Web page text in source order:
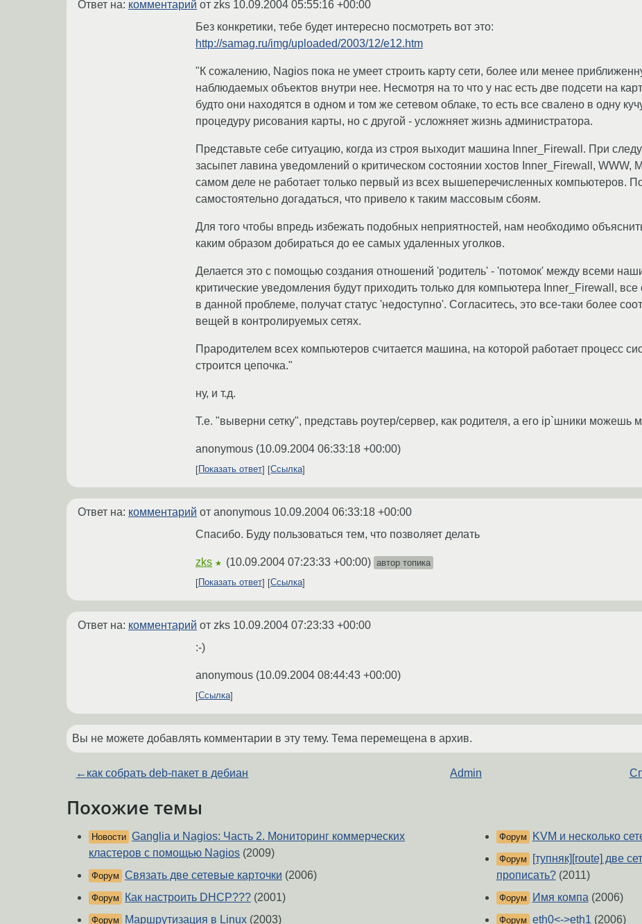
Ответ на: комментарий от zks 10.09.2004 05:55:16 +00:00
Без конкретики, тебе будет интересно посмотреть вот это:
http://samag.ru/img/uploaded/2003/12/e12.htm
"К сожалению, Nagios пока не умеет строить карту сети, более или менее
наблюдаемых объектов внутри нее. Несмотря на то что у нас есть две подсети на
будто они находятся в одном и том же сетевом облаке, то есть все свалено в одну
процедуру рисования карты, но с другой - усложняет жизнь администратора.
Представьте себе ситуацию, когда из строя выходит машина Inner_Firewall. При
засыпет лавина уведомлений о критическом состоянии хостов Inner_Firewall, WWW,
самом деле не работает только первый из всех вышеперечисленных компьютеров.
самостоятельно догадаться, что привело к таким массовым сбоям.
Для того чтобы впредь избежать подобных неприятностей, нам необходимо
каким образом добираться до ее самых удаленных уголков.
Делается это с помощью создания отношений 'родитель' - 'потомок' между всеми
критические уведомления будут приходить только для компьютера Inner_Firewall,
в данной проблеме, получат статус 'недоступно'. Согласитесь, это все-таки более
вещей в контролируемых сетях.
Прародителем всех компьютеров считается машина, на которой работает процесс
строится цепочка."
ну, и т.д.
Т.е. "выверни сетку", представь роутер/сервер, как родителя, а его ip`шники можешь
anonymous (10.09.2004 06:33:18 +00:00)
Показать ответ Ссылка
Ответ на: комментарий от anonymous 10.09.2004 06:33:18 +00:00
Спасибо. Буду пользоваться тем, что позволяет делать
zks ★ (10.09.2004 07:23:33 +00:00) автор топика
Показать ответ
Ссылка
Ответ на: комментарий от zks 10.09.2004 07:23:33 +00:00
:-)
anonymous (10.09.2004 08:44:43 +00:00)
Ссылка
Вы не можете добавлять комментарии в эту тему. Тема перемещена в архив.
← как собрать deb-пакет в дебиан Admin
Похожие темы
Новости Ganglia и Nagios: Часть 2. Мониторинг коммерческих
кластеров с помощью Nagios (2009)
Форум Связать две сетевые карточки (2006)
Форум Как настроить DHCP??? (2001)
Форум Маршрутизация в Linux (2003)
Форум KVM и несколько
Форум
[тупняк][route] две
прописать?(2011)
Форум Имя компа(2006)
Форум eth0<->eth1 (2006)